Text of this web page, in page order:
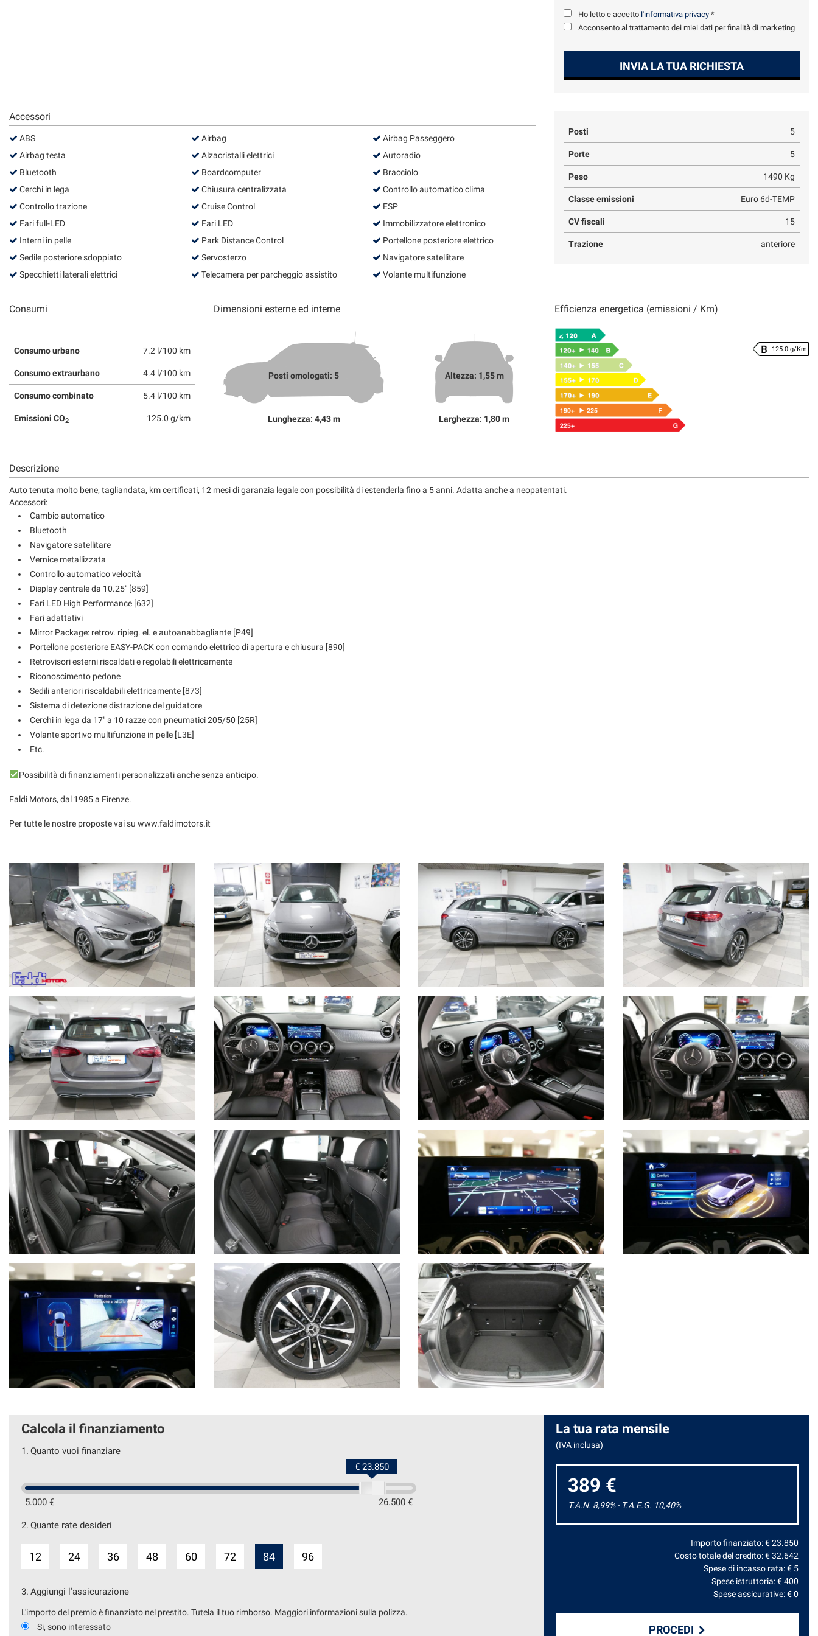
Ho letto e accetto l'informativa privacy *
Acconsento al trattamento dei miei dati per finalità di marketing
INVIA LA TUA RICHIESTA
Accessori
ABS
Airbag testa
Bluetooth
Cerchi in lega
Controllo trazione
Fari full-LED
Interni in pelle
Sedile posteriore sdoppiato
Specchietti laterali elettrici
Airbag
Alzacristalli elettrici
Boardcomputer
Chiusura centralizzata
Cruise Control
Fari LED
Park Distance Control
Servosterzo
Telecamera per parcheggio assistito
Airbag Passeggero
Autoradio
Bracciolo
Controllo automatico clima
ESP
Immobilizzatore elettronico
Portellone posteriore elettrico
Navigatore satellitare
Volante multifunzione
Posti 5
Porte 5
Peso 1490 Kg
Classe emissioni Euro 6d-TEMP
CV fiscali 15
Trazione anteriore
Consumi
Consumo urbano 7.2 l/100 km
Consumo extraurbano 4.4 l/100 km
Consumo combinato 5.4 l/100 km
Emissioni CO2 125.0 g/km
Dimensioni esterne ed interne
Posti omologati: 5
Lunghezza: 4,43 m
Altezza: 1,55 m
Larghezza: 1,80 m
Efficienza energetica (emissioni / Km)
125.0 g/Km
Descrizione
Auto tenuta molto bene, tagliandata, km certificati, 12 mesi di garanzia legale con possibilità di estenderla fino a 5 anni. Adatta anche a neopatentati.
Accessori:
Cambio automatico
Bluetooth
Navigatore satellitare
Vernice metallizzata
Controllo automatico velocità
Display centrale da 10.25" [859]
Fari LED High Performance [632]
Fari adattativi
Mirror Package: retrov. ripieg. el. e autoanabbagliante [P49]
Portellone posteriore EASY-PACK con comando elettrico di apertura e chiusura [890]
Retrovisori esterni riscaldati e regolabili elettricamente
Riconoscimento pedone
Sedili anteriori riscaldabili elettricamente [873]
Sistema di detezione distrazione del guidatore
Cerchi in lega da 17" a 10 razze con pneumatici 205/50 [25R]
Volante sportivo multifunzione in pelle [L3E]
Etc.
Possibilità di finanziamenti personalizzati anche senza anticipo.
Faldi Motors, dal 1985 a Firenze.
Per tutte le nostre proposte vai su www.faldimotors.it
Calcola il finanziamento
1. Quanto vuoi finanziare
5.000 € 26.500 €
€ 23.850
2. Quante rate desideri
12 24 36 48 60 72 84 96
3. Aggiungi l'assicurazione
L'importo del premio è finanziato nel prestito. Tutela il tuo rimborso. Maggiori informazioni sulla polizza.
Si, sono interessato
La tua rata mensile
(IVA inclusa)
389 €
T.A.N. 8,99% - T.A.E.G. 10,40%
Importo finanziato: €23.850
Costo totale del credito: €32.642
Spese di incasso rata: € 5
Spese istruttoria: €400
Spese assicurative: €0
PROCEDI
Puoi
rivedere
modificare
le
scelte
in
qualsiasi
Cookie delle preferenze
Cookie per il miglioramento dell'esperienza utente